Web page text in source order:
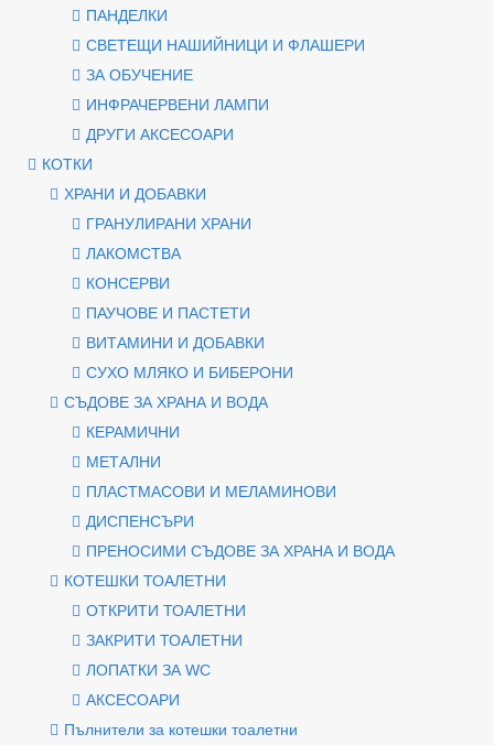
ПАНДЕЛКИ
СВЕТЕЩИ НАШИЙНИЦИ И ФЛАШЕРИ
ЗА ОБУЧЕНИЕ
ИНФРАЧЕРВЕНИ ЛАМПИ
ДРУГИ АКСЕСОАРИ
КОТКИ
ХРАНИ И ДОБАВКИ
ГРАНУЛИРАНИ ХРАНИ
ЛАКОМСТВА
КОНСЕРВИ
ПАУЧОВЕ И ПАСТЕТИ
ВИТАМИНИ И ДОБАВКИ
СУХО МЛЯКО И БИБЕРОНИ
СЪДОВЕ ЗА ХРАНА И ВОДА
КЕРАМИЧНИ
МЕТАЛНИ
ПЛАСТМАСОВИ И МЕЛАМИНОВИ
ДИСПЕНСЪРИ
ПРЕНОСИМИ СЪДОВЕ ЗА ХРАНА И ВОДА
КОТЕШКИ ТОАЛЕТНИ
ОТКРИТИ ТОАЛЕТНИ
ЗАКРИТИ ТОАЛЕТНИ
ЛОПАТКИ ЗА WC
АКСЕСОАРИ
Пълнители за котешки тоалетни